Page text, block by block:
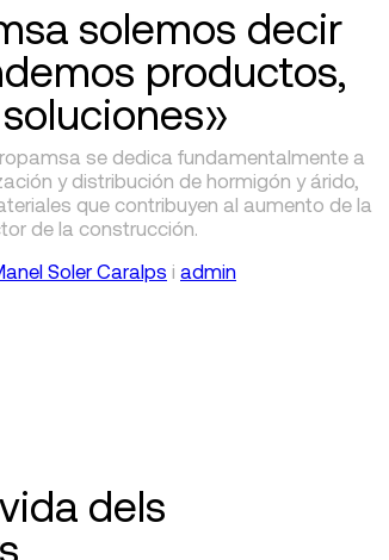
solemos decir
productos,
se dedica fundamentalmente a
y distribución de hormigón y árido,
que contribuyen al aumento de la
de la construcción.
Soler Caralps i admin
dels